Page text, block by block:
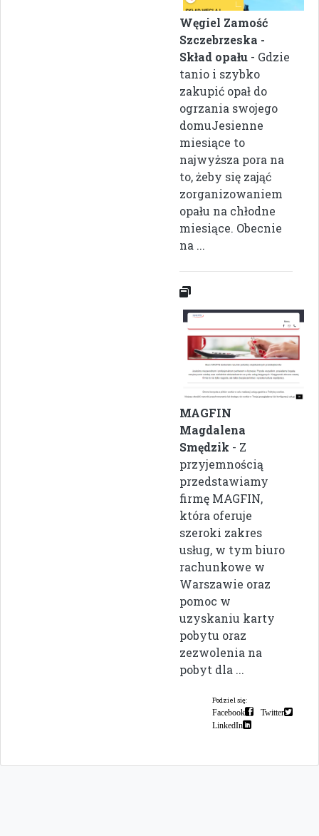
Węgiel Zamość
Szczebrzeska -
Skład opału - Gdzie
tanio i szybko
zakupić opał do
ogrzania swojego
domuJesienne
miesiące to
najwyższa pora na
to, żeby się zająć
zorganizowaniem
opału na chłodne
miesiące. Obecnie
na ...
MAGFIN
Magdalena
Smędzik - Z
przyjemnością
przedstawiamy
firmę MAGFIN,
która oferuje
szeroki zakres
usług, w tym biuro
rachunkowe w
Warszawie oraz
pomoc w
uzyskaniu karty
pobytu oraz
zezwolenia na
pobyt dla ...
Podziel się:
Facebook
Twitter
LinkedIn